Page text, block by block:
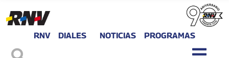
RNV DIALES NOTICIAS PROGRAMAS